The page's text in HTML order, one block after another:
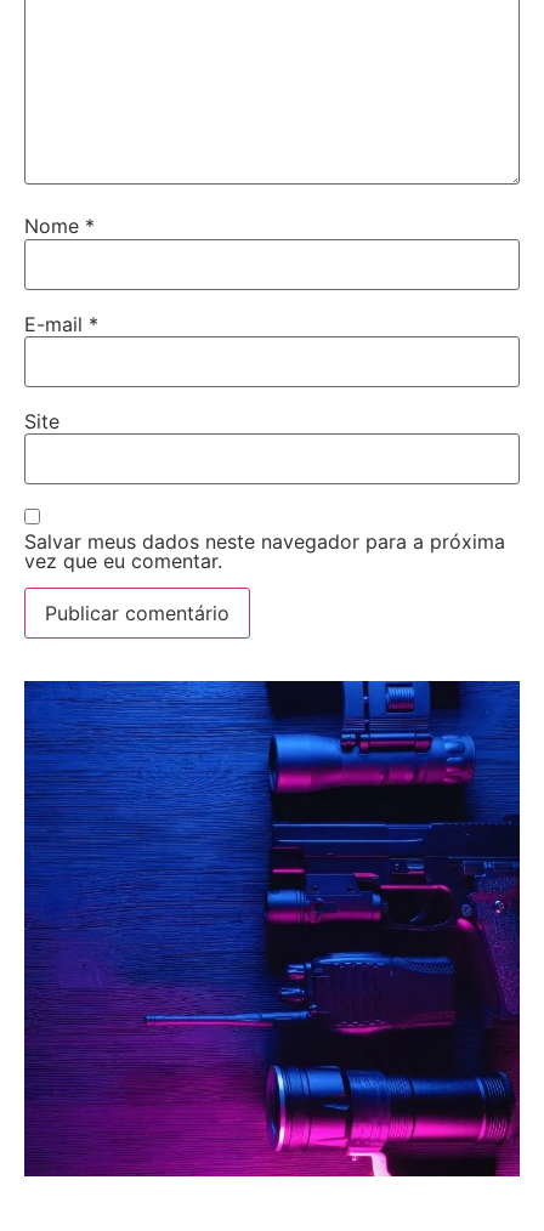
Nome *
E-mail *
Site
Salvar meus dados neste navegador para a próxima
vez que eu comentar.